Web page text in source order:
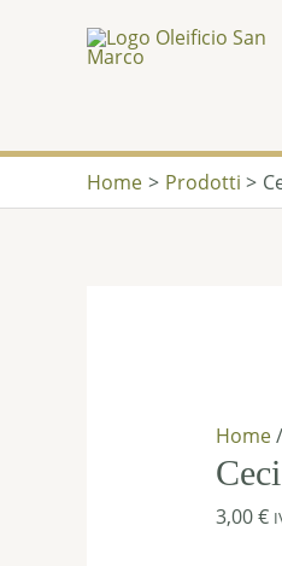
Home Prodotti
Home/
3,00€